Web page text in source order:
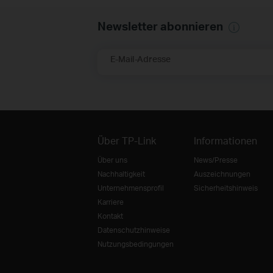
Newsletter abonnieren
E-Mail-Adresse
Über TP-Link
Über uns
Nachhaltigkeit
Unternehmensprofil
Karriere
Kontakt
Datenschutzhinweise
Nutzungsbedingungen
Informationen
News/Presse
Auszeichnungen
Sicherheitshinweis